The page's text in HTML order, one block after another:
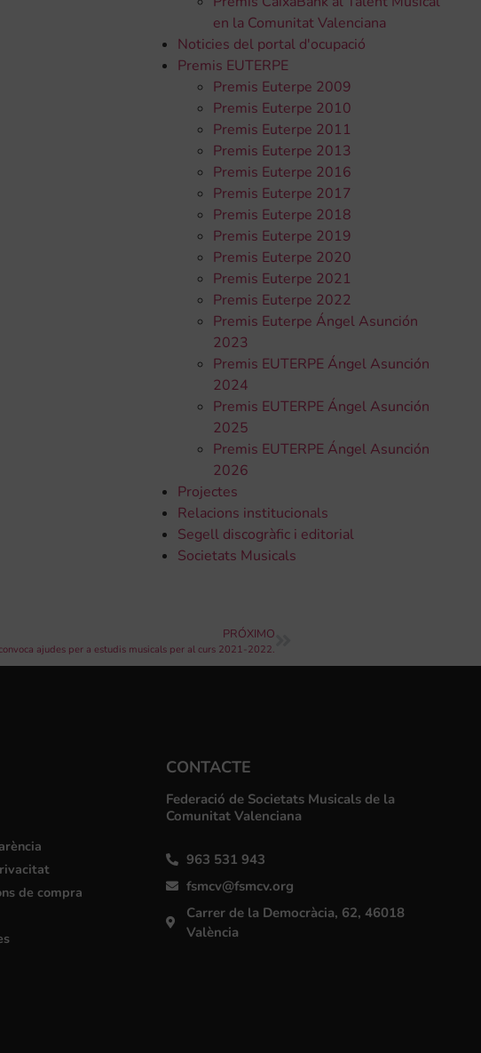
en la Comunitat Valenciana
Noticies del portal d'ocupació
Premis EUTERPE
Premis Euterpe 2009
Premis Euterpe 2010
Premis Euterpe 2011
Premis Euterpe 2013
Premis Euterpe 2016
Premis Euterpe 2017
Premis Euterpe 2018
Premis Euterpe 2019
Premis Euterpe 2020
Premis Euterpe 2021
Premis Euterpe 2022
Premis Euterpe Ángel Asunción
2023
Premis EUTERPE Ángel Asunción
2024
Premis EUTERPE Ángel Asunción
2025
Premis EUTERPE Ángel Asunción
2026
Projectes
Relacions institucionals
Segell discogràfic i editorial
Societats Musicals
PRÓXIMO
ajudes per a estudis musicals per al curs 2021-2022.
de compra
CONTACTE
Federació de Societats Musicals de la
Comunitat Valenciana
963 531 943
fsmcv@fsmcv.org
Carrer de la Democràcia, 62, 46018
València